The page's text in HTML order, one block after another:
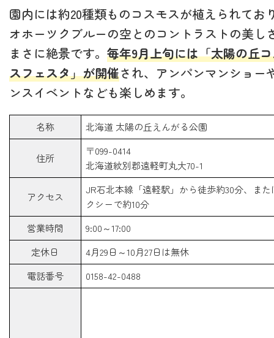
園内には約20種類ものコスモスが植えられてお
オホーツクブルーの空とのコントラストの美し
まさに絶景です。 毎年9月上旬には「太陽の丘
スフェスタ」が開催され、アンパンマンショー
ンスイベントなども楽しめます。
名称 北海道 太陽の丘えんがる公園
住所
〒099-0414
北海道紋別郡遠軽町丸大70-1
アクセス
JR石北本線「遠軽駅」から徒歩約30分、また
クシーで約10分
営業時間
9:00～17:00
定休日
4月29日～10月27日は無休
電話番号
0158-42-0488